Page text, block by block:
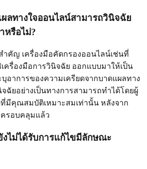
ลทางใจออนไลน์สามารถวินิจฉัย
หรือไม่?
ำคัญ เครื่องมือคัดกรองออนไลน์เช่นที่
ครื่องมือการวินิจฉัย ออกแบบมาให้เป็น
อาการของความเครียดจากบาดแผลทาง
ฉัยอย่างเป็นทางการสามารถทำได้โดยผู้
มีคุณสมบัติเหมาะสมเท่านั้น หลังจาก
ครอบคลุมแล้ว
ไม่ได้รับการแก้ไขมีลักษณะ